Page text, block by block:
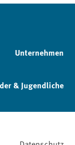
Unternehmen
& Jugendliche